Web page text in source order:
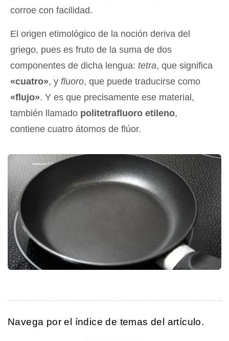
corroe con facilidad.
El origen etimológico de la noción deriva del
griego, pues es fruto de la suma de dos
componentes de dicha lengua: tetra, que significa
«cuatro», y fluoro, que puede traducirse como
«flujo». Y es que precisamente ese material,
también llamado politetrafluoro etileno,
contiene cuatro átomos de flúor.
Navega por el índice de temas del artículo.